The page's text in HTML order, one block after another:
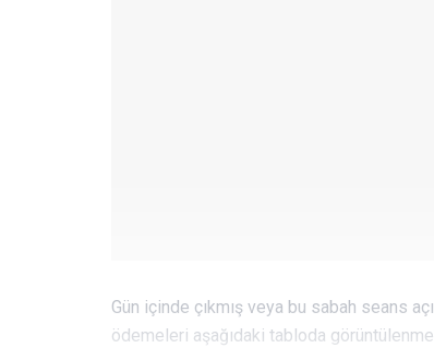
Gün içinde çıkmış veya bu sabah seans
ödemeleri aşağıdaki tabloda